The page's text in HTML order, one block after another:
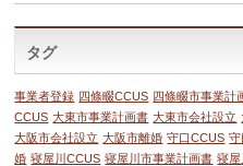
タグ
事業者登録 四條畷CCUS 四條畷市事業計
CCUS 大東市事業計画書 大東市会社設立
大阪市会社設立 大阪市離婚 守口CCUS
婚 寝屋川CCUS 寝屋川市事業計画書 寝